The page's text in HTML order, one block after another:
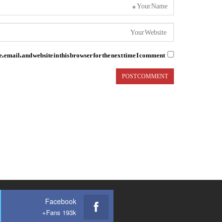
email, and website in this browser for the next time I comment.
Facebook
Fans 193k+